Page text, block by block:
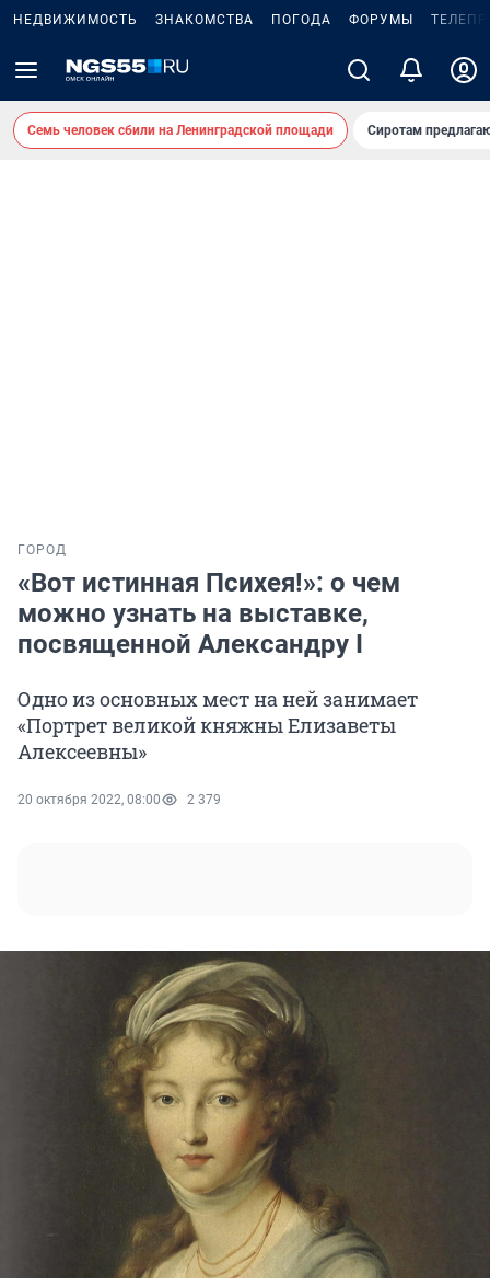
НЕДВИЖИМОСТЬ ЗНАКОМСТВА ПОГОДА ФОРУМЫ
Семь человек сбили на Ленинградской площади Сиротам
ГОРОД
«Вот истинная Психея!»: о чем
можно узнать на выставке,
посвященной Александру I
Одно из основных мест на ней занимает
«Портрет великой княжны Елизаветы
Алексеевны»
20 октября 2022, 08:00 2 379